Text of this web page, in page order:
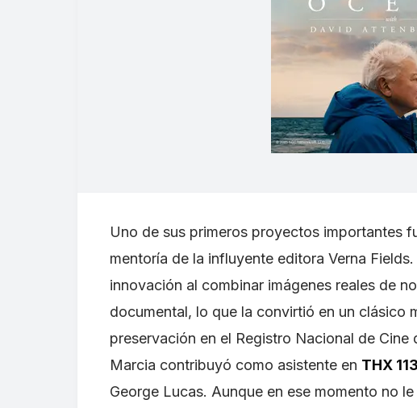
Uno de sus primeros proyectos importantes
mentoría de la influyente editora Verna
innovación al combinar imágenes reales de
documental, lo que la convirtió en un clásico
preservación en el Registro Nacional de
Marcia contribuyó como asistente en THX
George Lucas. Aunque en ese momento no